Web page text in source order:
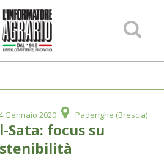
Gennaio 2020 Padenghe (Brescia)
Sata: focus su